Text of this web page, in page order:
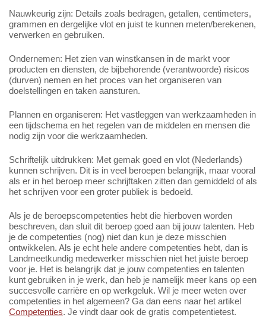
Nauwkeurig zijn: Details zoals bedragen, getallen, centimeters,
grammen en dergelijke vlot en juist te kunnen meten/berekenen,
verwerken en gebruiken.
Ondernemen: Het zien van winstkansen in de markt voor
producten en diensten, de bijbehorende (verantwoorde) risicos
(durven) nemen en het proces van het organiseren van
doelstellingen en taken aansturen.
Plannen en organiseren: Het vastleggen van werkzaamheden in
een tijdschema en het regelen van de middelen en mensen die
nodig zijn voor die werkzaamheden.
Schriftelijk uitdrukken: Met gemak goed en vlot (Nederlands)
kunnen schrijven. Dit is in veel beroepen belangrijk, maar vooral
als er in het beroep meer schrijftaken zitten dan gemiddeld of als
het schrijven voor een groter publiek is bedoeld.
Als je de beroepscompetenties hebt die hierboven worden
beschreven, dan sluit dit beroep goed aan bij jouw talenten. Heb
je de competenties (nog) niet dan kun je deze misschien
ontwikkelen. Als je echt hele andere competenties hebt, dan is
Landmeetkundig medewerker misschien niet het juiste beroep
voor je. Het is belangrijk dat je jouw competenties en talenten
kunt gebruiken in je werk, dan heb je namelijk meer kans op een
succesvolle carrière en op werkgeluk. Wil je meer weten over
competenties in het algemeen? Ga dan eens naar het artikel
Competenties. Je vindt daar ook de gratis competentietest.